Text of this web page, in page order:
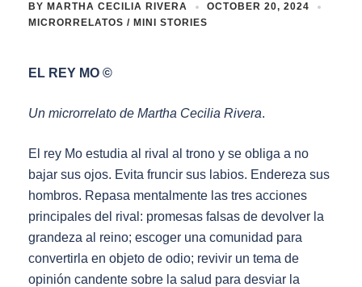
BY MARTHA CECILIA RIVERA
OCTOBER 20, 2024
MICRORRELATOS / MINI STORIES
EL REY MO ©
Un microrrelato de Martha Cecilia Rivera.
El rey Mo estudia al rival al trono y se obliga a no
bajar sus ojos. Evita fruncir sus labios. Endereza sus
hombros. Repasa mentalmente las tres acciones
principales del rival: promesas falsas de devolver la
grandeza al reino; escoger una comunidad para
convertirla en objeto de odio; revivir un tema de
opinión candente sobre la salud para desviar la